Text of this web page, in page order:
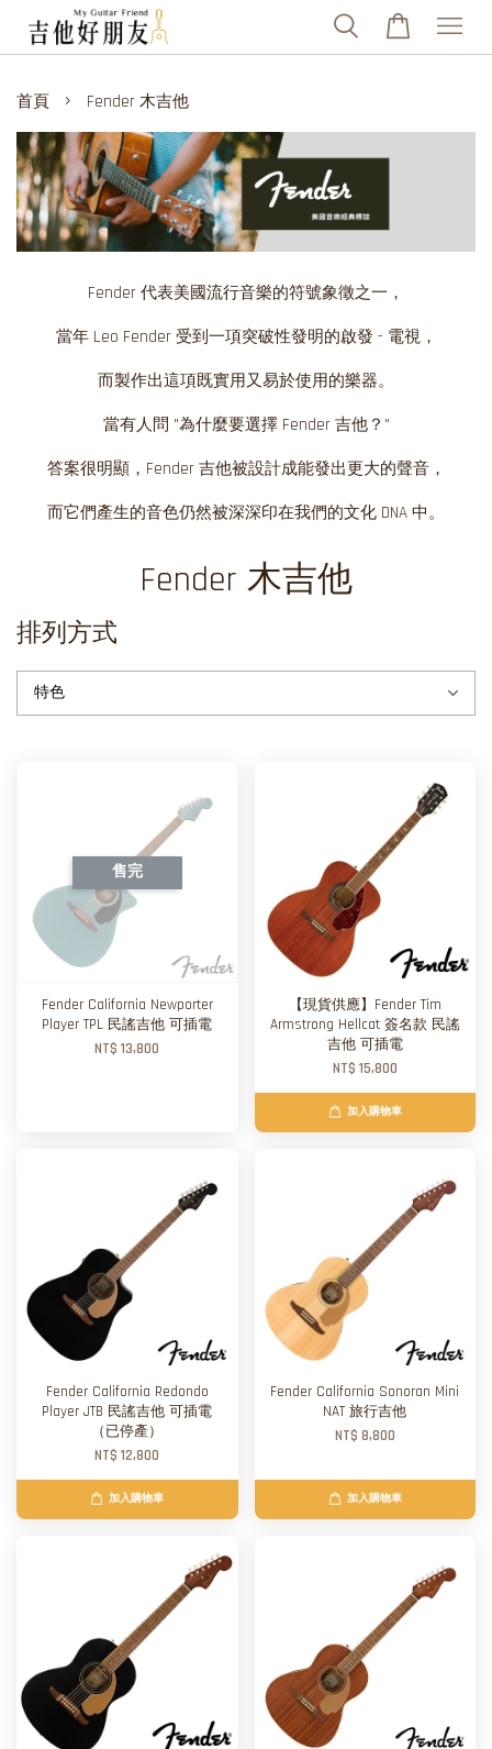
首頁 › Fender 木吉他
Fender 代表美國流行音樂的符號象徵之一，
當年 Leo Fender 受到一項突破性發明的啟發 - 電視，
而製作出這項既實用又易於使用的樂器。
當有人問 "為什麼要選擇 Fender 吉他？"
答案很明顯，Fender 吉他被設計成能發出更大的聲音，
而它們產生的音色仍然被深深印在我們的文化 DNA 中。
Fender 木吉他
排列方式
售完
Fender California Newporter
Player TPL 民謠吉他 可插電
NT$ 13,800
【現貨供應】Fender Tim
Armstrong Hellcat 簽名款 民謠
吉他 可插電
NT$ 15,800
加入購物車
Fender California Redondo
Player JTB 民謠吉他 可插電
（已停產）
NT$ 12,800
加入購物車
Fender California Sonoran Mini
NAT 旅行吉他
NT$ 8,800
加入購物車